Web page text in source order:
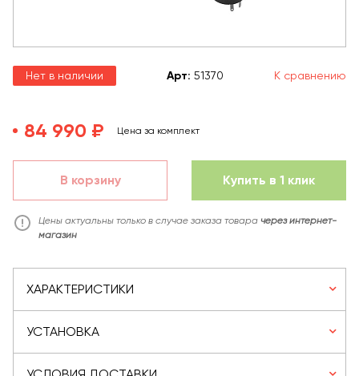
Нет в наличии Арт: 51370 К сравнению
84 990 ₽ Цена за комплект
В корзину Купить в 1 клик
Цены актуальны только в случае заказа товара через интернет-
магазин
ХАРАКТЕРИСТИКИ
УСТАНОВКА